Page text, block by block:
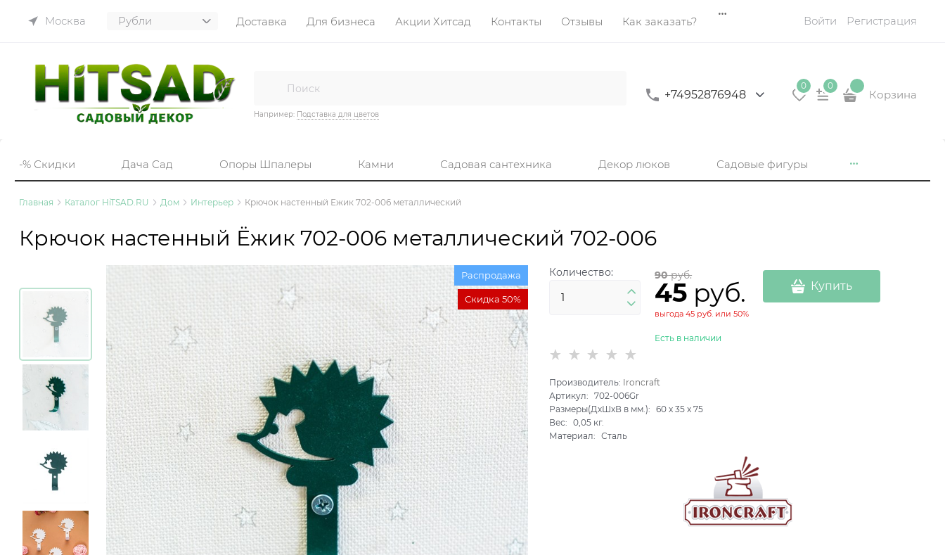
Москва Доставка Для бизнеса Акции Хитсад Контакты Отзывы Как заказать? Войти Регистрация
Например: Подставка для цветов
+74952876948
0 0
Корзина
-% Скидки Дача Сад Опоры Шпалеры Камни Садовая сантехника Декор люков Садовые фигуры
Главная Каталог HiTSAD.RU Дом Интерьер Крючок настенный Ёжик 702-006 металлический
Крючок настенный Ёжик 702-006 металлический 702-006
Распродажа
Скидка 50%
Количество: 90 руб.
45 руб.
выгода45 руб. или50%
Есть в наличии
Купить
Производитель: Ironcraft
Артикул:
702-006Gr
Размеры(ДхШхВ в мм.):
60 x35 x75
Вес:
0,05 кг.
Материал:
Сталь